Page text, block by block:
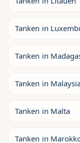
Tanken in
Tanken in
Tanken in
Tanken in Malta
Tanken in